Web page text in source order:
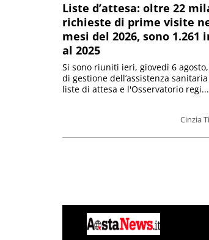
Liste d’attesa: oltre 22
richieste di prime visite
mesi del 2026, sono
al 2025
Cinzia
Si sono riuniti ieri, giovedì 6
di gestione dell’assistenza
liste di attesa e l'Osservatorio regi...